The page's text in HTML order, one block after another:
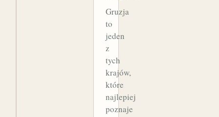
Gruzja
to
jeden
z
tych
krajów,
które
najlepiej
poznaje